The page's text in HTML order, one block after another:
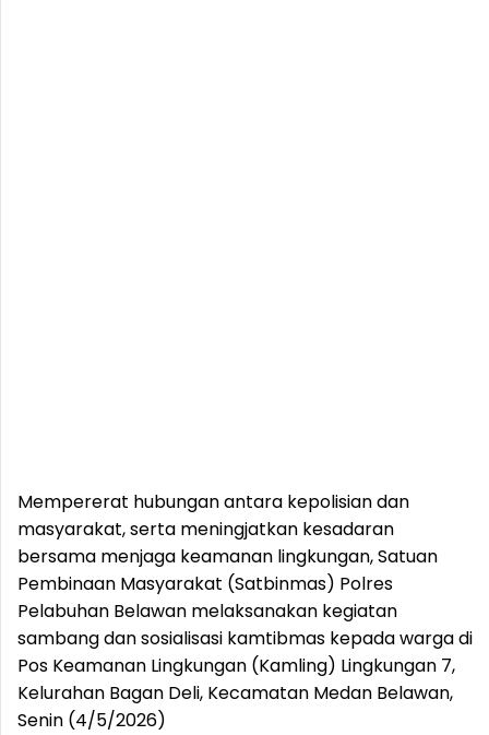
Mempererat hubungan antara kepolisian dan
masyarakat, serta meningjatkan kesadaran
bersama menjaga keamanan lingkungan, Satuan
Pembinaan Masyarakat (Satbinmas) Polres
Pelabuhan Belawan melaksanakan kegiatan
sambang dan sosialisasi kamtibmas kepada warga di
Pos Keamanan Lingkungan (Kamling) Lingkungan 7,
Kelurahan Bagan Deli, Kecamatan Medan Belawan,
Senin (4/5/2026)